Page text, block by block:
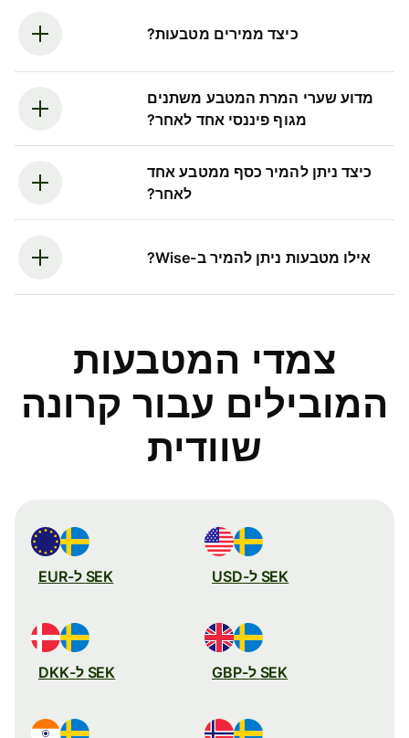
כיצד ממירים מטבעות?
מדוע שערי המרת המטבע משתנים
מגוף פיננסי אחד לאחר?
כיצד ניתן להמיר כסף ממטבע אחד
לאחר?
אילו מטבעות ניתן להמיר ב-Wise?
צמדי המטבעות
המובילים עבור קרונה
שוודית
SEK ל-USD SEK ל-EUR
SEK ל-GBP SEK ל-DKK